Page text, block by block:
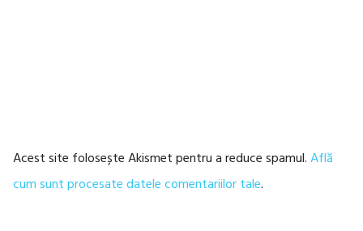
Acest site folosește Akismet pentru a reduce spamul.Află
cum sunt procesate datele comentariilor tale.